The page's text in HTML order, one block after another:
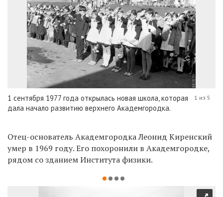
1 сентября 1977 года открылась новая школа, которая
дала начало развитию верхнего Академгородка.
1 из 5
Отец-основатель Академгородка Леонид Киренский
умер в 1969 году. Его похоронили в Академгородке,
рядом со зданием Института физики.